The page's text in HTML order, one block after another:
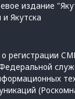
издание
Якутска
о регистрации